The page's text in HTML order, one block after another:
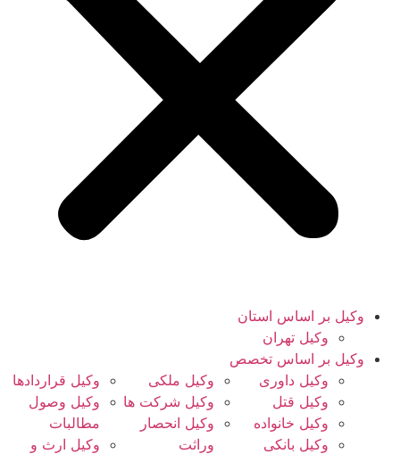
وکیل بر اساس استان
وکیل تهران
وکیل بر اساس تخصص
وکیل داوری
وکیل قتل
وکیل خانواده
وکیل بانکی
وکیل ملکی
وکیل شرکت ها
وکیل انحصار
وراثت
وکیل قراردادها
وکیل وصول
مطالبات
وکیل ارث و